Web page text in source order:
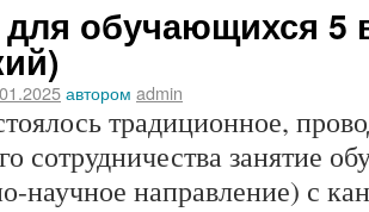
обучающихся 5
автором admin
традиционное,
сотрудничества занятие
научное направление) с